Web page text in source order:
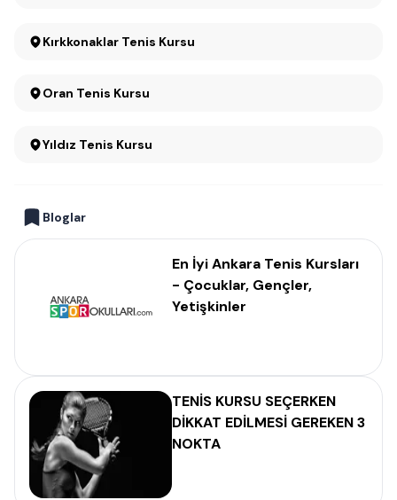
Kırkkonaklar Tenis Kursu
Oran Tenis Kursu
Yıldız Tenis Kursu
Bloglar
En İyi Ankara Tenis Kursları
- Çocuklar, Gençler,
Yetişkinler
TENİS KURSU SEÇERKEN
DİKKAT EDİLMESİ GEREKEN 3
NOKTA